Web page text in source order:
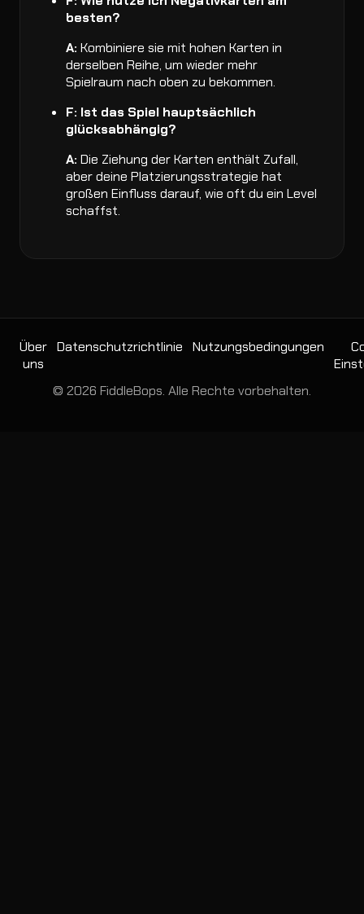
besten?
A: Kombiniere sie mit hohen Karten in
derselben Reihe, um wieder mehr
Spielraum nach oben zu bekommen.
F: Ist das Spiel hauptsächlich
glücksabhängig?
A: Die Ziehung der Karten enthält Zufall,
aber deine Platzierungsstrategie hat
großen Einfluss darauf, wie oft du ein Level
schaffst.
Über
uns
Datenschutzrichtlinie Nutzungsbedingungen
© 2026 FiddleBops. Alle Rechte vorbehalten.